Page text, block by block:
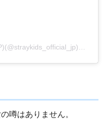
噂はありません。